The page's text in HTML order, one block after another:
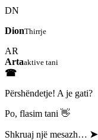
DN
DionThirrje
AR
Artaaktive tani
☎
Përshëndetje! A je gati?
Po, flasim tani 👋
Shkruaj një mesazh… ➤